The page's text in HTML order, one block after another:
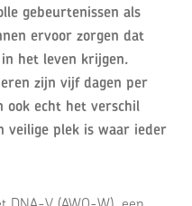
gebeurtenissen als
ervoor zorgen dat
het leven krijgen.
zijn vijf dagen per
ook echt het verschil
veilige plek is waar ieder